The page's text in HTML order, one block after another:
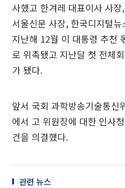
사했고 한겨레 대표이사 사
서울신문 사장, 한국디지털
지난해 12월 이 대통령 추천
로 위촉됐고 지난달 첫 전체
가 됐다.
앞서 국회 과학방송기술통신
에서 고 위원장에 대한 인사
건을 의결했다.
관련 뉴스